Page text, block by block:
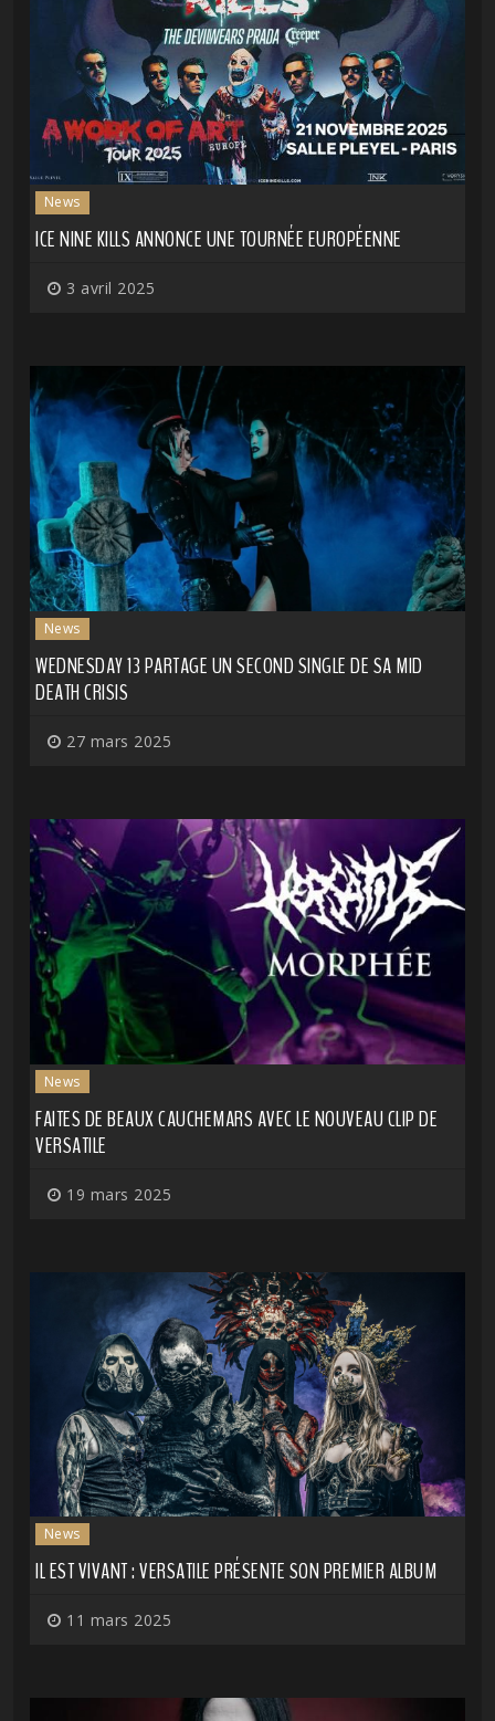
News
ICE NINE KILLS ANNONCE UNE TOURNÉE EUROPÉENNE
3 avril 2025
News
WEDNESDAY 13 PARTAGE UN SECOND SINGLE DE SA MID
DEATH CRISIS
27 mars 2025
News
FAITES DE BEAUX CAUCHEMARS AVEC LE NOUVEAU CLIP DE
VERSATILE
19 mars 2025
News
IL EST VIVANT : VERSATILE PRÉSENTE SON PREMIER ALBUM
11 mars 2025